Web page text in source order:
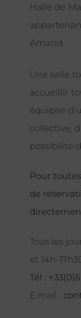
Halle de
Amand.
Une salle
accueillir
équipée
collective,
possibilité
Pour
de
Tous les
et 14h-
Tél :
E.mail :